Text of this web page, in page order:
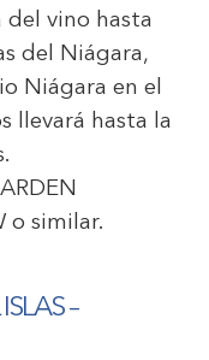
vino hasta
del Niágara,
Niágara en el
llevará hasta la
o similar.
–